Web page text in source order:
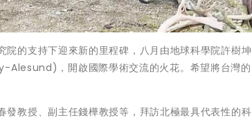
的支持下迎來新的里程碑，八月由地球科學院許樹坤
Alesund)，開啟國際學術交流的火花。希望將台灣的
教授、副主任錢樺教授等，拜訪北極最具代表性的科